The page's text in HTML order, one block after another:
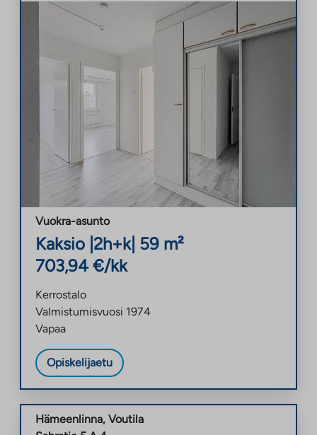
Vuokra-asunto
Kaksio 2h+k| 59 m²
703,94 €/kk
Kerrostalo
Valmistumisvuosi 1974
Vapaa
Opiskelijaetu
Hämeenlinna, Voutila